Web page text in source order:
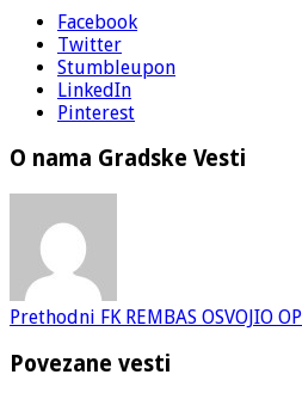
Facebook
Twitter
Stumbleupon
LinkedIn
Pinterest
O nama Gradske Vesti
Prethodni FK REMBAS OSVOJIO
Povezane vesti